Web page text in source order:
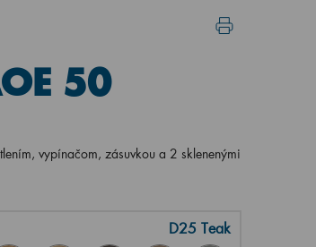
50
vypínačom, zásuvkou a 2 sklenenými
D25 Teak